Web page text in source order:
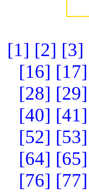
[1] [2] [3]
[16] [17]
[28] [29]
[40] [41]
[52] [53]
[64] [65]
[76] [77]